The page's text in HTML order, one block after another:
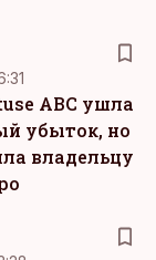
ABC ушла
убыток, но
владельцу